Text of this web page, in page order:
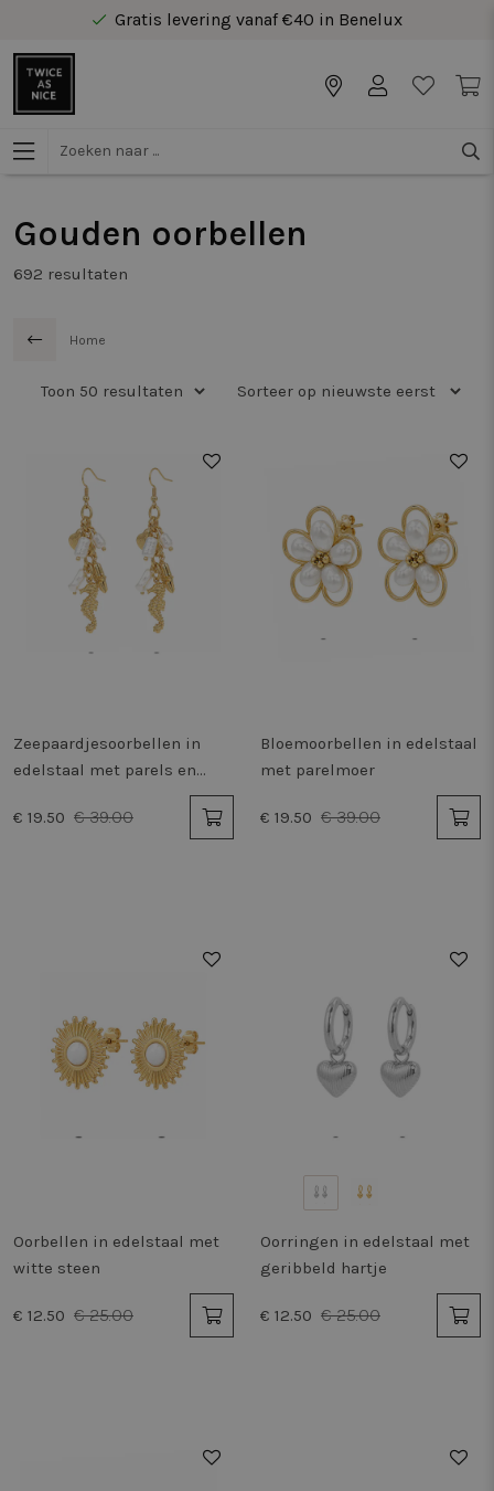
Gratis levering vanaf €40 in Benelux
Gratis levering vanaf €40 in Benelux
Gouden oorbellen
692 resultaten
Home
Zeepaardjesoorbellen in
edelstaal met parels en
€ 19.50 € 39.00
Bloemoorbellen in edelstaal
met parelmoer
€ 19.50 € 39.00
Oorbellen in edelstaal met
witte steen
€ 12.50 € 25.00
Oorringen in edelstaal met
geribbeld hartje
€ 12.50 € 25.00